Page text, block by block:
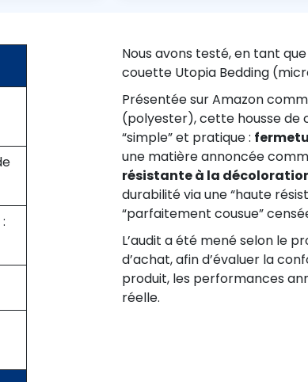
Nous avons testé, en tant
couette Utopia Bedding
Présentée sur Amazon
(polyester), cette housse de
“simple” et pratique :
une matière annoncée
résistante à la
durabilité via une “haute
“parfaitement cousue”
L’audit a été mené selon le
d’achat, afin d’évaluer la
produit, les performances
réelle.